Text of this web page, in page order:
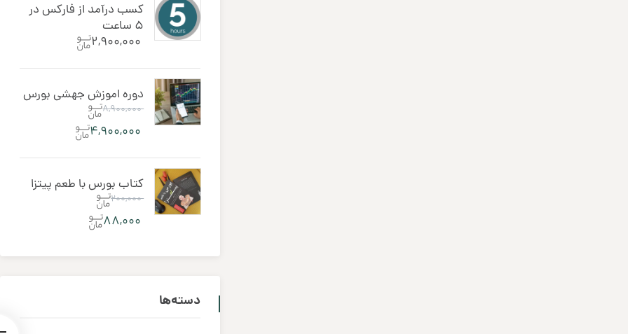
کسب درآمد از فارکس در
5 ساعت
۲,۹۰۰,۰۰۰
دوره اموزش جهشی بورس
۸,۹۰۰,۰۰۰
۴,۹۰۰,۰۰۰
کتاب بورس با طعم پیتزا
۲۰۰,۰۰۰
۸۸,۰۰۰
دسته‌ها